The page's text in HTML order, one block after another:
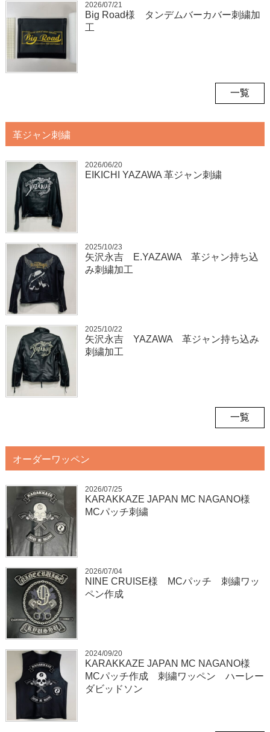
2026/07/21
Big Road様 タンデムバーカバー刺繍加
工
一覧
革ジャン刺繍
2026/06/20
EIKICHI YAZAWA 革ジャン刺繍
2025/10/23
矢沢永吉 E.YAZAWA 革ジャン持ち込
み刺繍加工
2025/10/22
矢沢永吉 YAZAWA 革ジャン持ち込み
刺繍加工
一覧
オーダーワッペン
2026/07/25
KARAKKAZE JAPAN MC NAGANO様
MCパッチ刺繍
2026/07/04
NINE CRUISE様 MCパッチ 刺繍ワッ
ペン作成
2024/09/20
KARAKKAZE JAPAN MC NAGANO様
MCパッチ作成 刺繍ワッペン ハーレー
ダビッドソン